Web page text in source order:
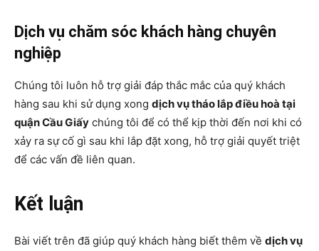
Dịch vụ chăm sóc khách hàng chuyên
nghiệp
Chúng tôi luôn hỗ trợ giải đáp thắc mắc của quý khách
hàng sau khi sử dụng xong dịch vụ tháo lắp điều hoà tại
quận Cầu Giấy chúng tôi để có thể kịp thời đến nơi khi có
xảy ra sự cố gì sau khi lắp đặt xong, hỗ trợ giải quyết triệt
để các vấn đề liên quan.
Kết luận
Bài viết trên đã giúp quý khách hàng biết thêm về dịch vụ